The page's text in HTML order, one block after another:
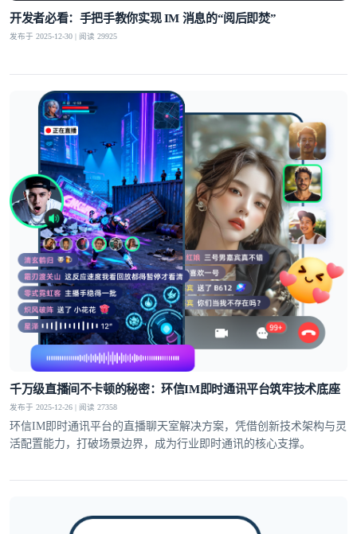
开发者必看：手把手教你实现 IM 消息的“阅后即焚”
发布于 2025-12-30 | 阅读 29925
千万级直播间不卡顿的秘密：环信IM即时通讯平台筑牢技术底座
发布于 2025-12-26 | 阅读 27358
环信IM即时通讯平台的直播聊天室解决方案，凭借创新技术架构与灵
活配置能力，打破场景边界，成为行业即时通讯的核心支撑。